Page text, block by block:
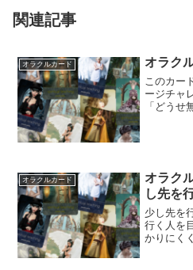
関連記事
オラクルカード オラク
このカー
ージチャ
「どうせ
オラクルカード
オラク
し先を
少し先を
行く人を
かりにく